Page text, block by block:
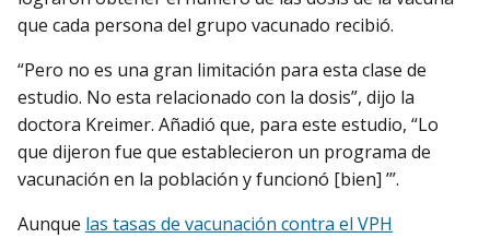
que cada persona del grupo vacunado recibió.
“Pero no es una gran limitación para esta clase de
estudio. No esta relacionado con la dosis”, dijo la
doctora Kreimer. Añadió que, para este estudio, “Lo
que dijeron fue que establecieron un programa de
vacunación en la población y funcionó [bien] ’”.
Aunque las tasas de vacunación contra el VPH